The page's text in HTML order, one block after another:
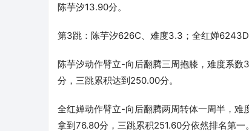
陈芋汐13.90分。
第3跳：陈芋汐626C、难度3.3；全红婵
陈芋汐动作臂立-向后翻腾三周抱膝，难度系
分，三跳累积达到250.00分。
全红婵动作臂立-向后翻腾两周转体一周半，
拿到76.80分，三跳累积251.60分依然排名第一。